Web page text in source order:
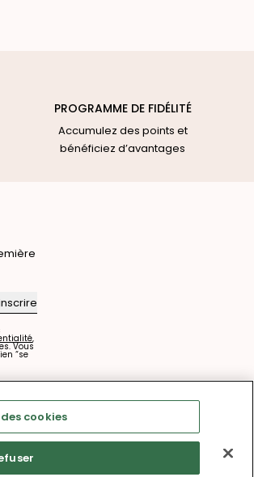
PROGRAMME DE FIDÉLITÉ
Accumulez des points et
bénéficiez d’avantages
,
Vous
“se
Suivez-nous
cookies